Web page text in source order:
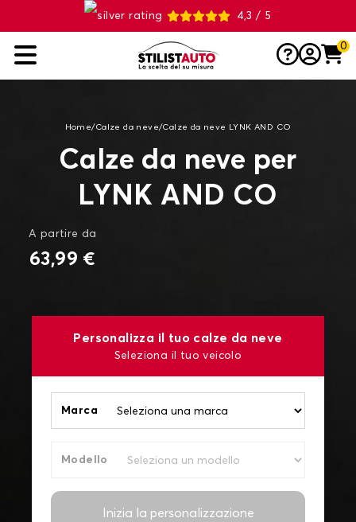
4,3 / 5
0
Home/Calze da neve/Calze da neve LYNK AND CO
Calze da neve per
LYNK AND CO
A partire da
63,99 €
Personalizza il tuo calze da neve
Seleziona il tuo veicolo
Marca
Modello
Inizia la personalizzazione